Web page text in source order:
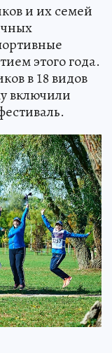
и их семей
этого года.
в 18 видов
включили